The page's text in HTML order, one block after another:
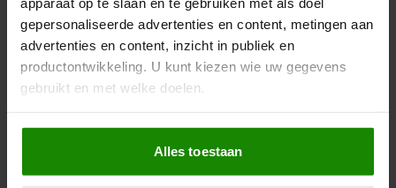
gepersonaliseerde advertenties en content, metingen aan
advertenties en content, inzicht in publiek en
productontwikkeling. U kunt kiezen wie uw gegevens
gebruikt en met welke doelen.
Als u het toestaat, willen we ook graag:
Informatie verzamelen over uw geografische
locatie, die tot een paar meter nauwkeurig kan zijn
Alles toestaan